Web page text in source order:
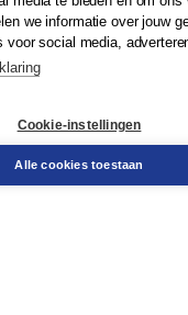
uitgevers
we informatie over jouw
voor social media,
Cookie-instellingen
Alle cookies toestaan